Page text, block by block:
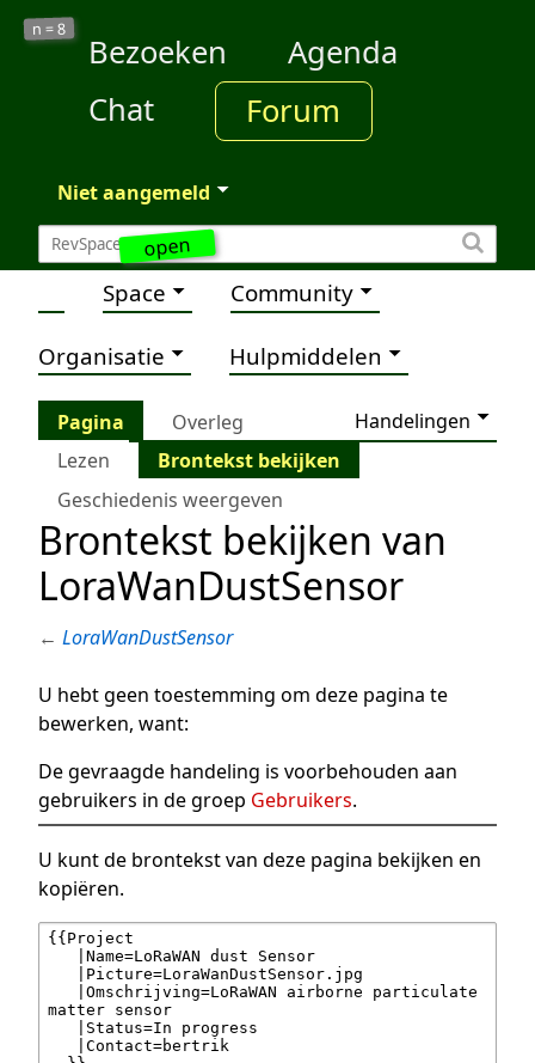
open
n =8
Bezoeken
Agenda
Chat
Forum
Niet aangemeld
Space Community
Organisatie Hulpmiddelen
Pagina Overleg
Handelingen
Lezen
Brontekst bekijken
Geschiedenis weergeven
Brontekst bekijken van
LoraWanDustSensor
← LoraWanDustSensor
U hebt geen toestemming om deze pagina te
bewerken, want:
De gevraagde handeling is voorbehouden aan
gebruikers in de groep Gebruikers.
U kunt de brontekst van deze pagina bekijken en
kopiëren.